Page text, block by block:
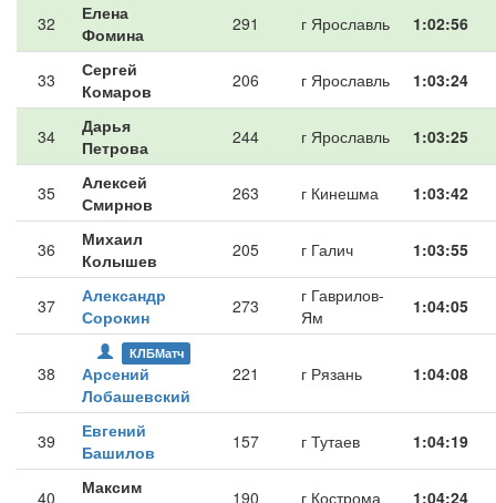
32
Елена
Фомина
291 г Ярославль 1:02:56
33
Сергей
Комаров
206 г Ярославль 1:03:24
34
Дарья
Петрова
244 г Ярославль 1:03:25
35
Алексей
Смирнов
263 г Кинешма 1:03:42
36
Михаил
Колышев
205 г Галич 1:03:55
37
Александр
Сорокин
273
г Гаврилов-
Ям
1:04:05
38
КЛБМатч
Арсений
Лобашевский
221 г Рязань 1:04:08
39
Евгений
Башилов
157 г Тутаев 1:04:19
40
Максим
190 г Кострома 1:04:24